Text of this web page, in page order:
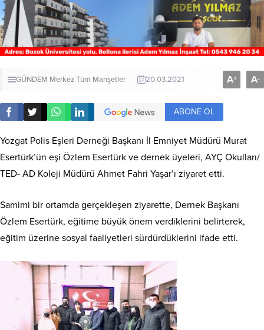
GÜNDEM MerkezTüm Manşetler 20.03.2021 A+ A-
ABONE OL
Yozgat Polis Eşleri Derneği Başkanı İl Emniyet Müdürü Murat
Esertürk’ün eşi Özlem Esertürk ve dernek üyeleri, AYÇ Okulları/
TED- AD Koleji Müdürü Ahmet Fahri Yaşar’ı ziyaret etti.
Samimi bir ortamda gerçekleşen ziyarette, Dernek Başkanı
Özlem Esertürk, eğitime büyük önem verdiklerini belirterek,
eğitim üzerine sosyal faaliyetleri sürdürdüklerini ifade etti.